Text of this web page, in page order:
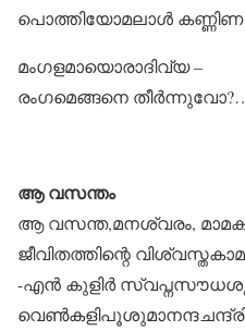
പൊത്തിയോമലാൾ
മംഗളമായൊരാദിവ്യ –
രംഗമെങ്ങനെ
ആ വസന്തം
ആ വസന്ത,മനശ്വരം,
ജീവിതത്തിന്റെ
-എൻ കുളിർ